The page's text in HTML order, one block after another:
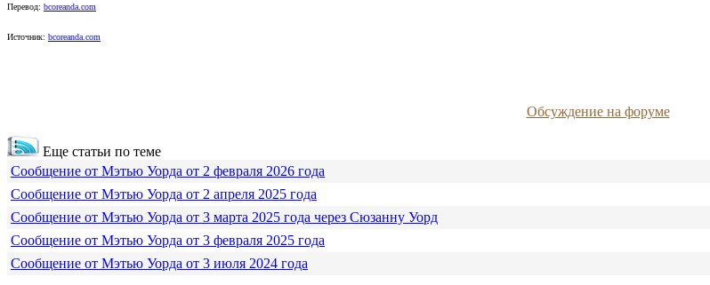
Перевод: bcoreanda.com
Источник: bcoreanda.com
Обсуждение на форуме
Еще статьи по теме
Сообщение от Мэтью Уорда от 2 февраля 2026 года
Сообщение от Мэтью Уорда от 2 апреля 2025 года
Сообщение от Мэтью Уорда от 3 марта 2025 года через Сюзанну Уорд
Сообщение от Мэтью Уорда от 3 февраля 2025 года
Сообщение от Мэтью Уорда от 3 июля 2024 года